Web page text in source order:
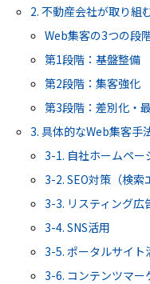
2. 不動産会社が取り組
Web集客の3つの段
第1段階：基盤整備
第2段階：集客強化
第3段階：差別化・
3. 具体的なWeb集客手
3-1. 自社ホームペー
3-2. SEO対策（検索
3-3. リスティング広
3-4. SNS活用
3-5. ポータルサイト
3-6. コンテンツマー